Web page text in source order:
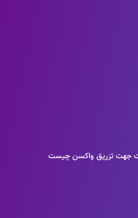
جهت تزریق واکسن چیست